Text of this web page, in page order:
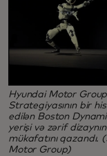
Hyundai Motor
Strategiyasının bir
edilən Boston
yerişi və zərif
mükafatını
Motor Group)